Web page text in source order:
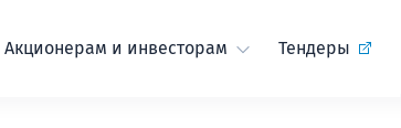
Акционерам и инвесторам Тендеры